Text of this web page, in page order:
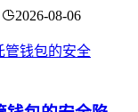
2026-08-06